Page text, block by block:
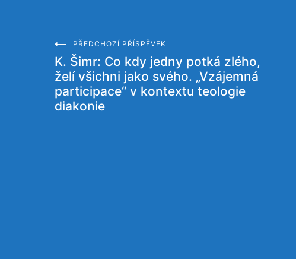
Navigace
pro
příspěvek
PŘEDCHOZÍ PŘÍSPĚVEK
K. Šimr: Co kdy jedny potká zlého,
želí všichni jako svého. „Vzájemná
participace“ v kontextu teologie
diakonie